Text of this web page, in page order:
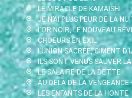
LE MIRACLE DE KAMAISHI
JE N’AI PLUS PEUR DE LA
L’OR NOIR, LE NOUVEAU
CHOEURS EN EXIL
L’UNION SACRÉE, CIMENT
ILS SONT VENUS SAUVER
LE SALAIRE DE LA DETTE
AU-DELÀ DE LA
LES ENFANTS DE LA HONTE